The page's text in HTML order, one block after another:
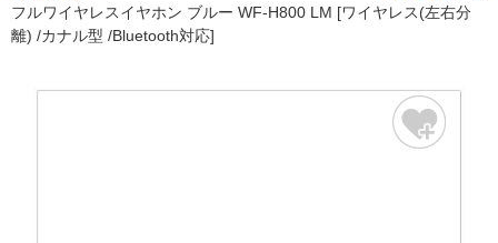
フルワイヤレスイヤホン ブルー WF-H800 LM [ワイヤレス(左右分
離) /カナル型 /Bluetooth対応]